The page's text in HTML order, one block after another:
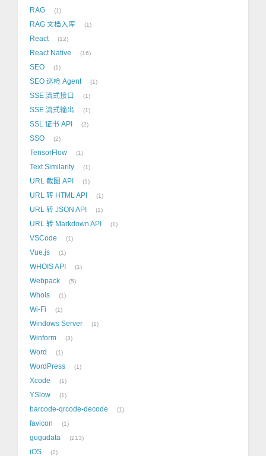
RAG 1
RAG 文档入库 1
React 12
React Native 16
SEO 1
SEO 巡检 Agent 1
SSE 流式接口 1
SSE 流式输出 1
SSL 证书 API 2
SSO 2
TensorFlow 1
Text Similarity 1
URL 截图 API 1
URL 转 HTML API 1
URL 转 JSON API 1
URL 转 Markdown API 1
VSCode 1
Vue.js 1
WHOIS API 1
Webpack 5
Whois 1
Wi-Fi 1
Windows Server 1
Winform 3
Word 1
WordPress 1
Xcode 1
YSlow 1
barcode-qrcode-decode 1
favicon 1
gugudata 213
iOS 2